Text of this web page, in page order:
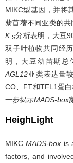
MIKC型基因，并将
藜苜蓿不同亚类的
K S分析表明，大豆
双子叶植物共同经
明，大豆幼苗期总
AGL12亚类表达量
CO、FT和TFL1蛋
一步揭示MADS-box
HeighLight
MIKCMADS-box is
factors, and